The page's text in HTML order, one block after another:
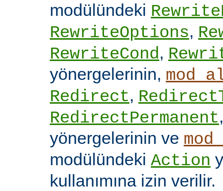
modülündeki
RewriteOptions,
RewriteCond,
yönergelerinin,
Redirect,
RedirectPermanent
yönergelerinin ve
modülündeki Action
kullanımına izin verilir.